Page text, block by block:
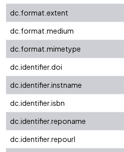
dc.format.extent
dc.format.medium
dc.format.mimetype
dc.identifier.doi
dc.identifier.instname
dc.identifier.isbn
dc.identifier.reponame
dc.identifier.repourl